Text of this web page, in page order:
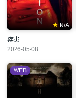
N/A
疾患
2026-05-08
WEB